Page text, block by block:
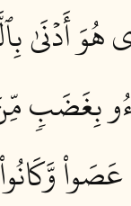
هُوَ أَدۡنَىٰ
بِغَضَبٖ مِّنَ
وَّكَانُواْ